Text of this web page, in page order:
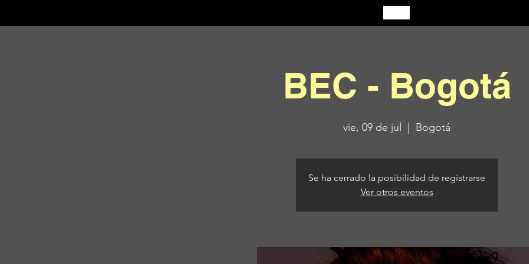
BEC - Bogotá
vie, 09 de jul Bogotá
Se ha cerrado la posibilidad de registrarse
Ver otros eventos